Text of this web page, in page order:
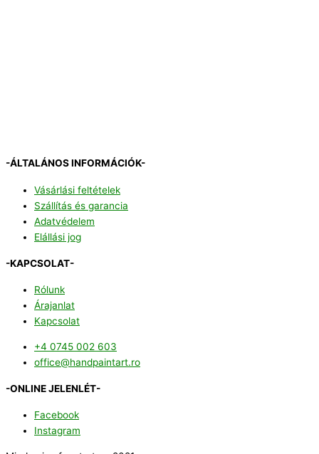
-ÁLTALÁNOS INFORMÁCIÓK-
Vásárlási feltételek
Szállítás és garancia
Adatvédelem
Elállási jog
-KAPCSOLAT-
Rólunk
Árajanlat
Kapcsolat
+4 0745 002 603
office@handpaintart.ro
-ONLINE JELENLÉT-
Facebook
Instagram